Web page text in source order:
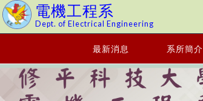
電機工程系
Dept. of Electrical Engineering
最新消息 系所簡介